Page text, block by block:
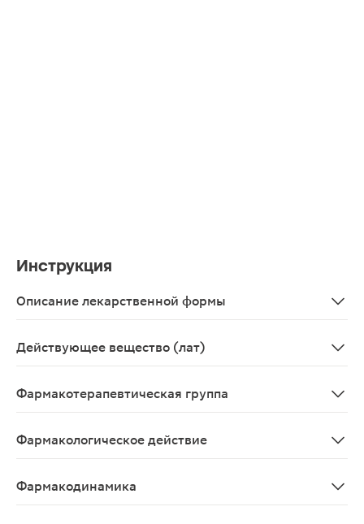
Инструкция
Описание лекарственной формы
Действующее вещество (лат)
Фармакотерапевтическая группа
Фармакологическое действие
Фармакодинамика